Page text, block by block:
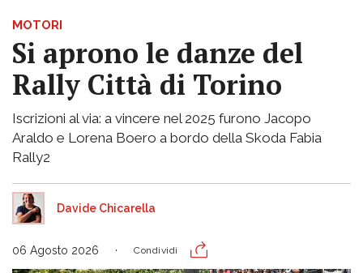
MOTORI
Si aprono le danze del
Rally Città di Torino
Iscrizioni al via: a vincere nel 2025 furono Jacopo
Araldo e Lorena Boero a bordo della Skoda Fabia
Rally2
Davide Chicarella
06 Agosto 2026 Condividi